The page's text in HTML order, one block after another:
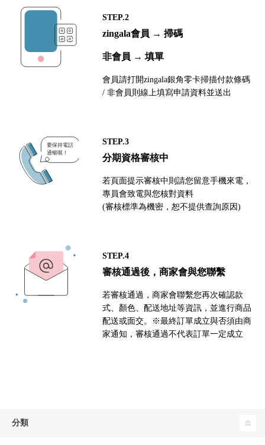
STEP.2
zingala會員 → 掃碼
非會員 → 填單
會員請打開zingala銀角零卡掃描付款條碼
/ 非會員則線上填寫申請資料並送出
STEP.3
分期資格審核中
若頁面提示審核中則請您留意手機來電，
專員會致電與您核對資料
(審核標準為機密，恕不提供查詢原因)
STEP.4
審核通過後，商家會與您聯繫
若審核通過，商家會聯繫您再次確認款
式、顏色、配送地址等資訊，並進行商品
配送或面交。※最終訂單成立與否須由商
家通知，審核通過不代表訂單一定成立
分類